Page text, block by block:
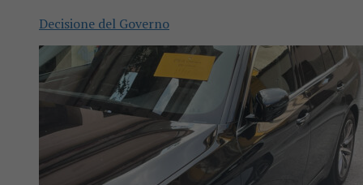
Decisione del Governo